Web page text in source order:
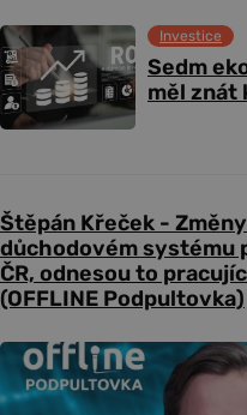
Sedm
měl znát
Investice
Štěpán Křeček -
důchodovém systému
ČR, odnesou to
(OFFLINE Podpultovka)